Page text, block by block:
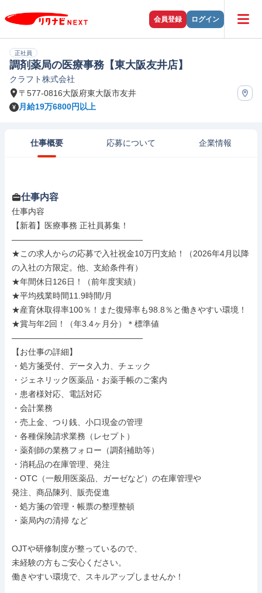
会員登録 ログイン
正社員
調剤薬局の医療事務【東大阪友井店】
クラフト株式会社
〒577-0816大阪府東大阪市友井
月給19万6800円以上
仕事概要 応募について 企業情報
仕事内容
仕事内容
【新着】医療事務 正社員募集！
――――――――――――――――
★この求人からの応募で入社祝金10万円支給！（2026年4月以降
の入社の方限定。他、支給条件有）
★年間休日126日！（前年度実績）
★平均残業時間11.9時間/月
★産育休取得率100％！また復帰率も98.8％と働きやすい環境！
★賞与年2回！（年3.4ヶ月分）＊標準値
――――――――――――――――
【お仕事の詳細】
・処方箋受付、データ入力、チェック
・ジェネリック医薬品・お薬手帳のご案内
・患者様対応、電話対応
・会計業務
・売上金、つり銭、小口現金の管理
・各種保険請求業務（レセプト）
・薬剤師の業務フォロー（調剤補助等）
・消耗品の在庫管理、発注
・OTC（一般用医薬品、ガーゼなど）の在庫管理や
発注、商品陳列、販売促進
・処方箋の管理・帳票の整理整頓
・薬局内の清掃 など
OJTや研修制度が整っているので、
未経験の方もご安心ください。
働きやすい環境で、スキルアップしませんか！